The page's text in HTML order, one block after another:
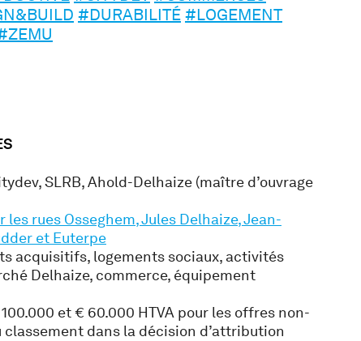
#DURABILITÉ #LOGEMENT
SLRB, Ahold-Delhaize (maître d’ouvrage
rues Osseghem, Jules Delhaize, Jean-
et Euterpe
acquisitifs, logements sociaux, activités
Delhaize, commerce, équipement
et € 60.000 HTVA pour les offres non-
dans la décision d’attribution